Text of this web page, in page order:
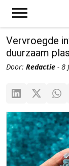
Vervroegde
duurzaam
Door: Redactie - 8